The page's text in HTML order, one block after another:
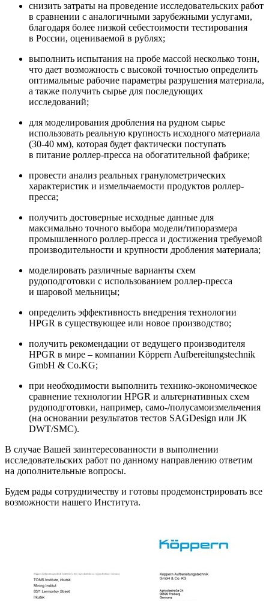
снизить затраты на проведение исследовательских работ
в сравнении с аналогичными зарубежными услугами,
благодаря более низкой себестоимости тестирования
в России, оцениваемой в рублях;
выполнить испытания на пробе массой несколько тонн,
что дает возможность с высокой точностью определить
оптимальные рабочие параметры разрушения материала,
а также получить сырье для последующих
исследований;
для моделирования дробления на рудном сырье
использовать реальную крупность исходного материала
(30-40 мм), которая будет фактически поступать
в питание роллер-пресса на обогатительной фабрике;
провести анализ реальных гранулометрических
характеристик и измельчаемости продуктов роллер-
пресса;
получить достоверные исходные данные для
максимально точного выбора модели/типоразмера
промышленного роллер-пресса и достижения требуемой
производительности и крупности дробления материала;
моделировать различные варианты схем
рудоподготовки с использованием роллер-пресса
и шаровой мельницы;
определить эффективность внедрения технологии
HPGR в существующее или новое производство;
получить рекомендации от ведущего производителя
HPGR в мире – компании Köppern Aufbereitungstechnik
GmbH & Co.KG;
при необходимости выполнить технико-экономическое
сравнение технологии HPGR и альтернативных схем
рудоподготовки, например, само-/полусамоизмельчения
(на основании результатов тестов SAGDesign или JK
DWT/SMC).
В случае Вашей заинтересованности в выполнении
исследовательских работ по данному направлению ответим
на дополнительные вопросы.
Будем рады сотрудничеству и готовы продемонстрировать все
возможности нашего Института.